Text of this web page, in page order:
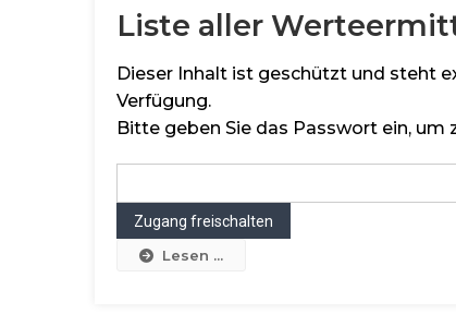
Liste aller
Dieser Inhalt ist geschützt und steht
Verfügung.
Bitte geben Sie das Passwort ein,
Lesen ...